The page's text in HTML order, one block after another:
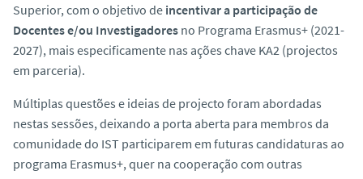
Superior, com o objetivo de incentivar a participação de
Docentes e/ou Investigadores no Programa Erasmus+ (2021-
2027), mais especificamente nas ações chave KA2 (projectos
em parceria).
Múltiplas questões e ideias de projecto foram abordadas
nestas sessões, deixando a porta aberta para membros da
comunidade do IST participarem em futuras candidaturas ao
programa Erasmus+, quer na cooperação com outras